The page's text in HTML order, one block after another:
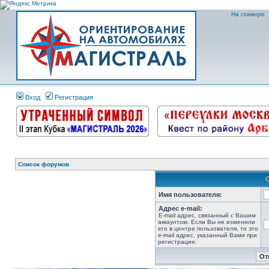
На главную
Вход Регистрация
Список форумов
Имя пользователя:
Адрес e-mail:
E-mail адрес, связанный с Вашим
аккаунтом. Если Вы не изменили
его в центре пользователя, то это
e-mail адрес, указанный Вами при
регистрации.